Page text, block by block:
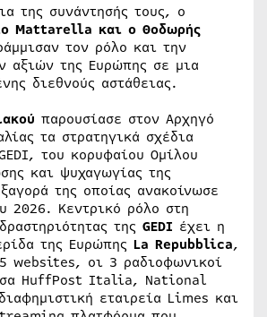
της συνάντησής τους, ο
Mattarella και ο Θοδωρής
τον ρόλο και την
αξιών της Ευρώπης σε μια
διεθνούς αστάθειας.
παρουσίασε στον Αρχηγό
τα στρατηγικά σχέδια
του κορυφαίου Ομίλου
και ψυχαγωγίας της
της οποίας ανακοίνωσε
2026. Κεντρικό ρόλο στη
της GEDI έχει η
της Ευρώπης La Repubblica,
websites, οι 3 ραδιοφωνικοί
HuffPost Italia, National
εταιρεία Limes και